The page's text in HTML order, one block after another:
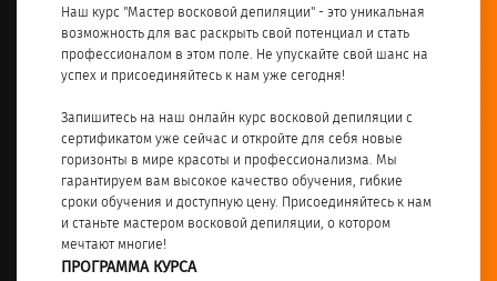
Наш курс "Мастер восковой депиляции" - это уникальная
возможность для вас раскрыть свой потенциал и стать
профессионалом в этом поле. Не упускайте свой шанс на
успех и присоединяйтесь к нам уже сегодня!
Запишитесь на наш онлайн курс восковой депиляции с
сертификатом уже сейчас и откройте для себя новые
горизонты в мире красоты и профессионализма. Мы
гарантируем вам высокое качество обучения, гибкие
сроки обучения и доступную цену. Присоединяйтесь к нам
и станьте мастером восковой депиляции, о котором
мечтают многие!
ПРОГРАММА КУРСА